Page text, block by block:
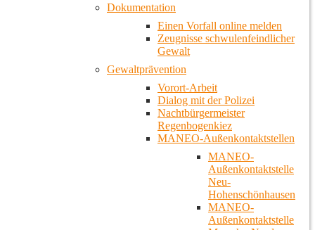
Dokumentation
Einen Vorfall online melden
Zeugnisse schwulenfeindlicher
Gewalt
Gewaltprävention
Vorort-Arbeit
Dialog mit der Polizei
Nachtbürgermeister
Regenbogenkiez
MANEO-Außenkontaktstellen
MANEO-
Außenkontaktstelle
Neu-
Hohenschönhausen
MANEO-
Außenkontaktstelle